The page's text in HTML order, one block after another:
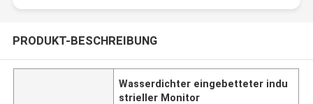
PRODUKT-BESCHREIBUNG
Wasserdichter eingebetteter indu
strieller Monitor